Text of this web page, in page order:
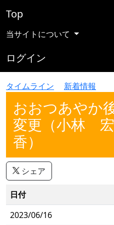
Top
当サイトについて
ログイン
タイムライン 新着情報
おおつあやか
変更（小林
香）
シェア
日付
2023/06/16